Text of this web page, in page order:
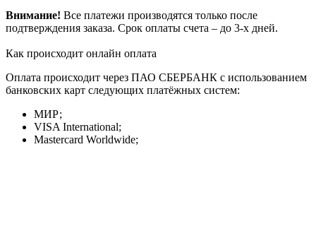
Внимание! Все платежи производятся только после
подтверждения заказа. Срок оплаты счета – до 3-х дней.
Как происходит онлайн оплата
Оплата происходит через ПАО СБЕРБАНК с использованием
банковских карт следующих платёжных систем:
МИР;
VISA International;
Mastercard Worldwide;